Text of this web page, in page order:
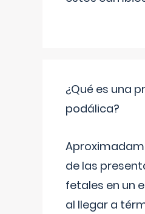
¿Qué es una
podálica?
de las
fetales en un
al llegar a